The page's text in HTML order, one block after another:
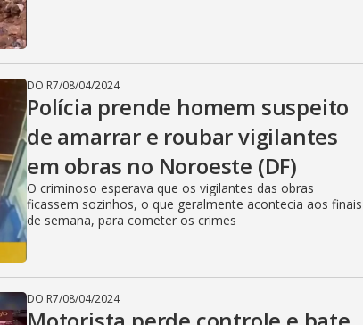
DO R7/08/04/2024
Polícia prende homem suspeito
de amarrar e roubar vigilantes
em obras no Noroeste (DF)
O criminoso esperava que os vigilantes das obras
ficassem sozinhos, o que geralmente acontecia aos finais
de semana, para cometer os crimes
DO R7/08/04/2024